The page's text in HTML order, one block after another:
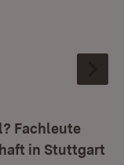
1 2 3
Fachleute
in Stuttgart